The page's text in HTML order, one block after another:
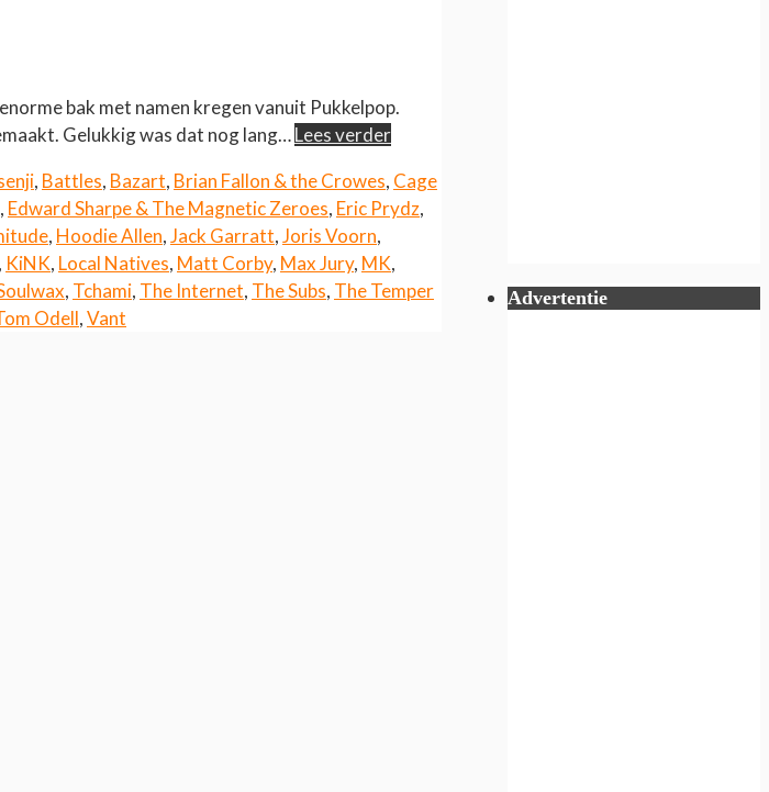
bak met namen kregen vanuit Pukkelpop.
Gelukkig was dat nog lang…Lees verder
, Battles, Bazart, Brian Fallon & the Crowes, Cage
, Edward Sharpe & The Magnetic Zeroes, Eric Prydz,
, Hoodie Allen,Jack Garratt,Joris Voorn,
, KiNK, Local Natives, Matt Corby, Max Jury, MK,
, Tchami, The Internet, The Subs, The Temper
Odell,Vant
Advertentie